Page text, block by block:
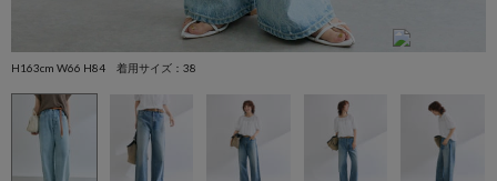
H163cm W66 H84 着用サイズ：38